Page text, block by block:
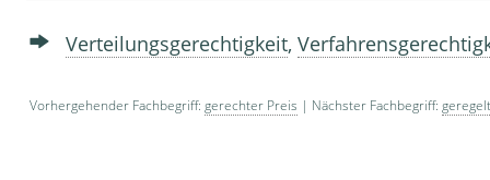
Verteilungsgerechtigkeit,
Vorhergehender Fachbegriff: gerechter Preis | Nächster Fachbegriff: